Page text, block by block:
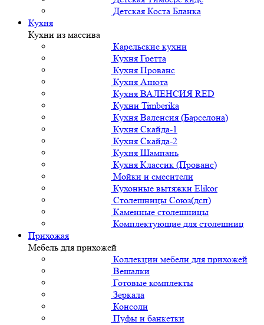
Детская Коста Бланка
Кухня
Кухни из массива
Карельские кухни
Кухня Гретта
Кухня Прованс
Кухня Анюта
Кухня ВАЛЕНСИЯ RED
Кухни Timberika
Кухня Валенсия (Барселона)
Кухня Скайда-1
Кухня Скайда-2
Кухня Шампань
Кухня Классик (Прованс)
Мойки и смесители
Кухонные вытяжки Elikor
Столешницы Союз(дсп)
Каменные столешницы
Комплектующие для столешниц
Прихожая
Мебель для прихожей
Коллекции мебели для прихожей
Вешалки
Готовые комплекты
Зеркала
Консоли
Пуфы и банкетки